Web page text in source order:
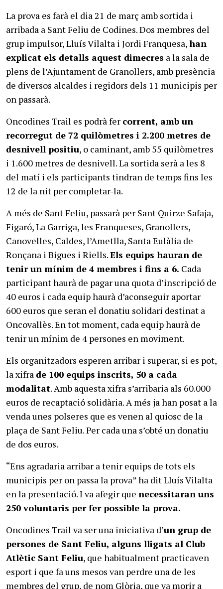
La prova es farà el dia 21 de març amb sortida i
arribada a Sant Feliu de Codines. Dos membres del
grup impulsor, Lluís Vilalta i Jordi Franquesa,han
explicat els detalls aquest dimecres a la sala de
plens de l’Ajuntament de Granollers, amb presència
de diversos alcaldes i regidors dels 11 municipis per
on passarà.
Oncodines Trail es podrà fer corrent, amb un
recorregut de 72 quilòmetres i 2.200 metres de
desnivell positiu, o caminant, amb 55 quilòmetres
i 1.600 metres de desnivell. La sortida serà a les 8
del matí i els participants tindran de temps fins les
12 de la nit per completar-la.
A més de Sant Feliu, passarà per Sant Quirze Safaja,
Figaró, La Garriga, les Franqueses, Granollers,
Canovelles, Caldes, l’Ametlla, Santa Eulàlia de
Ronçana i Bigues i Riells.Els equips hauran de
tenir un mínim de 4 membres i fins a 6. Cada
participant haurà de pagar una quota d’inscripció de
40 euros i cada equip haurà d’aconseguir aportar
600 euros que seran el donatiu solidari destinat a
Oncovallès. En tot moment, cada equip haurà de
tenir un mínim de 4 persones en moviment.
Els organitzadors esperen arribar i superar, si es pot,
la xifra de 100 equips inscrits, 50 a cada
modalitat. Amb aquesta xifra s’arribaria als 60.000
euros de recaptació solidària. A més ja han posat a la
venda unes polseres que es venen al quiosc de la
plaça de Sant Feliu. Per cada una s’obté un donatiu
de dos euros.
“Ens agradaria arribar a tenir equips de tots els
municipis per on passa la prova” ha dit Lluís Vilalta
en la presentació. I va afegir que necessitaran uns
250 voluntaris per fer possible la prova.
Oncodines Trail va ser una iniciativa d’un grup de
persones de Sant Feliu, alguns lligats al Club
Atlètic Sant Feliu, que habitualment practicaven
esport i que fa uns mesos van perdre una de les
membres del grup, de nom Glòria, que va morir a